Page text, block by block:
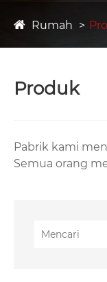
Rumah
Produk
Pabrik kami
Semua orang